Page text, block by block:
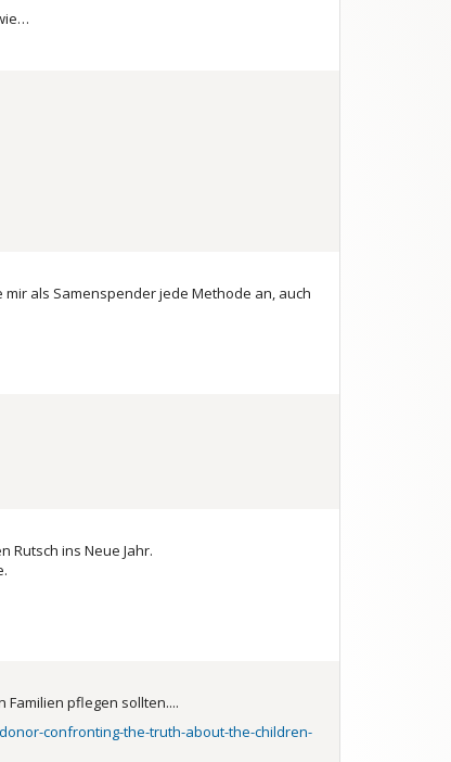
als Samenspender jede Methode an, auch
Rutsch ins Neue Jahr.
pflegen sollten....
confronting-the-truth-about-the-children-